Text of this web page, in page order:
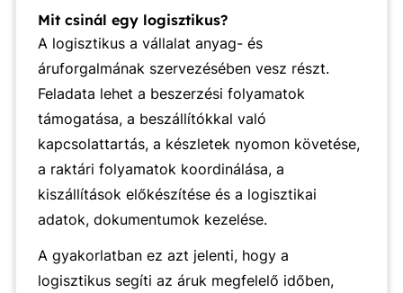
Mit csinál egy logisztikus?
A logisztikus a vállalat anyag- és
áruforgalmának szervezésében vesz részt.
Feladata lehet a beszerzési folyamatok
támogatása, a beszállítókkal való
kapcsolattartás, a készletek nyomon követése,
a raktári folyamatok koordinálása, a
kiszállítások előkészítése és a logisztikai
adatok, dokumentumok kezelése.
A gyakorlatban ez azt jelenti, hogy a
logisztikus segíti az áruk megfelelő időben,